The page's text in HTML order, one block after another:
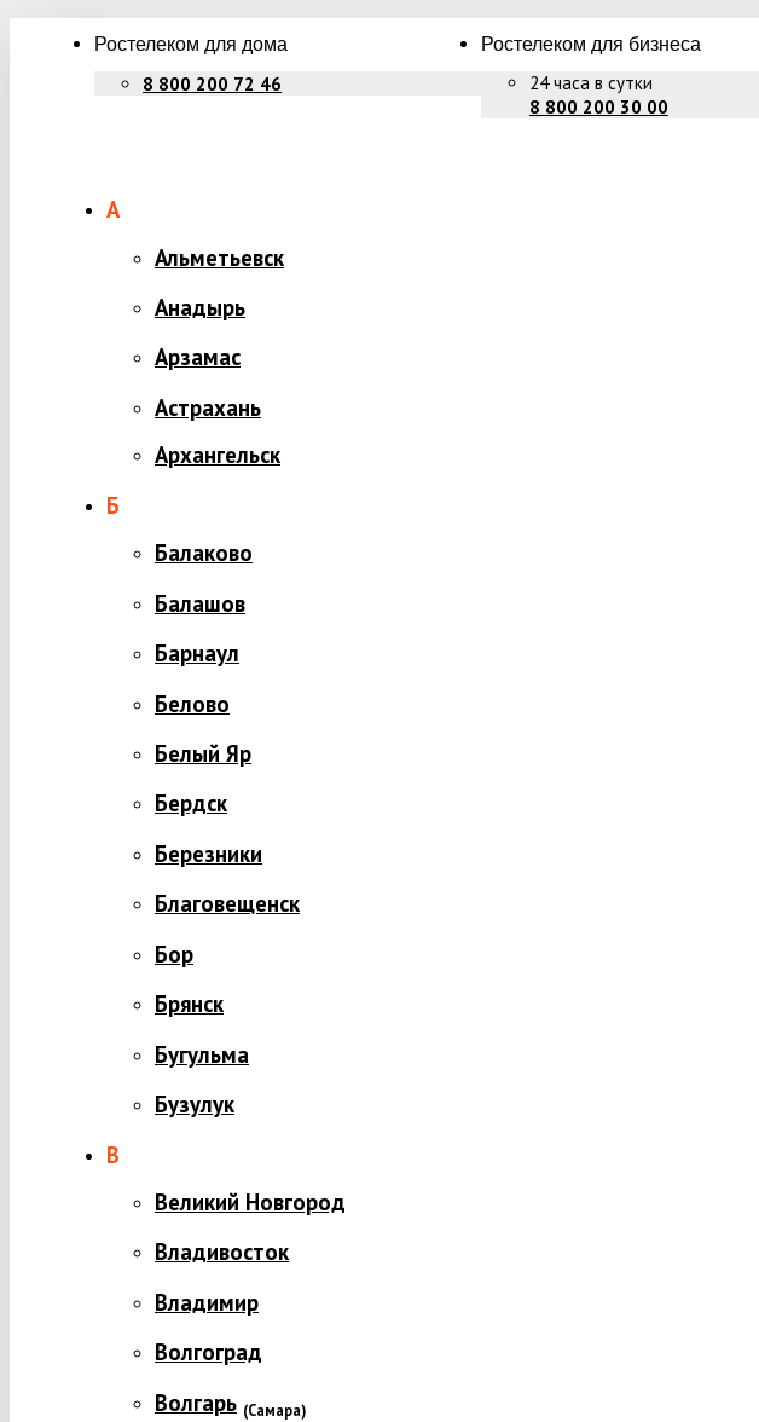
Ростелеком для дома
8 800 200 72 46
Ростелеком для бизнеса
24 часа в сутки
8 800 200 30 00
А
Альметьевск
Анадырь
Арзамас
Астрахань
Архангельск
Б
Балаково
Балашов
Барнаул
Белово
Белый Яр
Бердск
Березники
Благовещенск
Бор
Брянск
Бугульма
Бузулук
В
Великий Новгород
Владивосток
Владимир
Волгоград
Волгарь (Самара)